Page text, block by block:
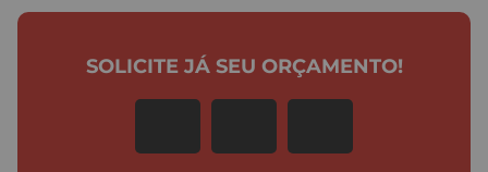
SOLICITE JÁ SEU ORÇAMENTO!